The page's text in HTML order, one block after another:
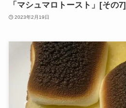
「マシュマロトースト」[その7]
2023年2月19日